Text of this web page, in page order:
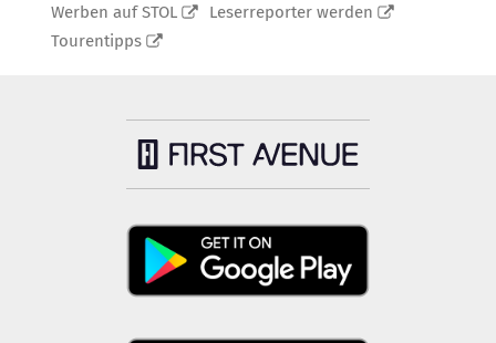
Werben auf STOL
Leserreporter werden
Tourentipps